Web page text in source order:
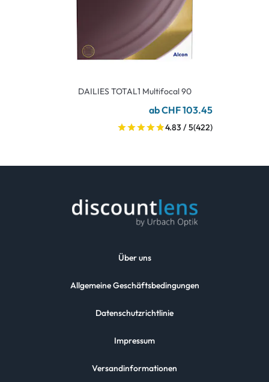
DAILIES TOTAL1 Multifocal 90
ab CHF 103.45
4.83 / 5(422)
Über uns
Allgemeine Geschäftsbedingungen
Datenschutzrichtlinie
Impressum
Versandinformationen